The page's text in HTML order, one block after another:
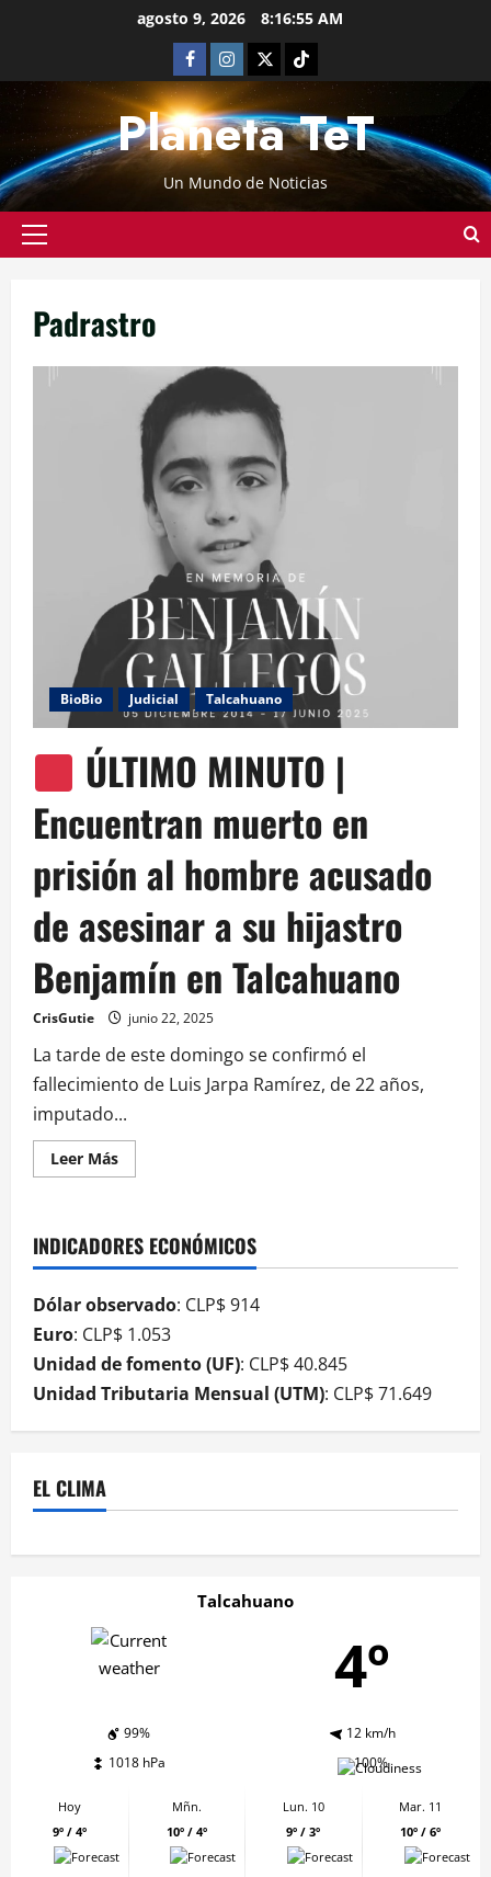
agosto 9, 2026 8:16:55 AM
Planeta TeT
Un Mundo de Noticias
Padrastro
BioBio Judicial Talcahuano
ÚLTIMO MINUTO |
Encuentran muerto en
prisión al hombre acusado
de asesinar a su hijastro
Benjamín en Talcahuano
CrisGutie junio 22, 2025
La tarde de este domingo se confirmó el
fallecimiento de Luis Jarpa Ramírez, de 22 años,
imputado...
Leer Más
INDICADORES ECONÓMICOS
Dólar observado: CLP$ 914
Euro: CLP$ 1.053
Unidad de fomento (UF): CLP$ 40.845
Unidad Tributaria Mensual (UTM): CLP$ 71.649
EL CLIMA
Talcahuano
4º
99%
12 km/h
1018 hPa
100%
Hoy
9º / 4º
Mñn.
10º / 4º
Lun. 10
9º / 3º
Mar. 11
10º / 6º